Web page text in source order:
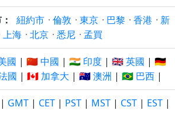
紐約市 · 倫敦 · 東京 · 巴黎 · 香港 · 新
上海 · 北京 · 悉尼 · 孟買
國 | 🇨🇳 中國 | 🇮🇳 印度 | 🇬🇧 英國 | 🇩🇪
國 | 🇨🇦 加拿大 | 🇦🇺 澳洲 | 🇧🇷 巴西 |
| GMT | CET | PST | MST | CST | EST |